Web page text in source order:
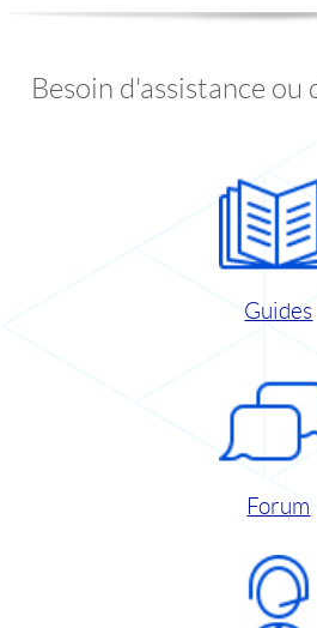
Besoin d'assistance
Guides
Forum